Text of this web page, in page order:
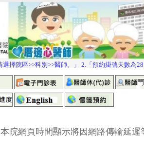
本院網頁時間顯示將因網路傳輸延遲